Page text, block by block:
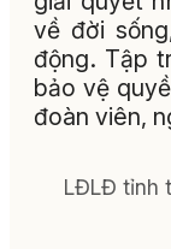
về đời
động. Tập
bảo vệ
đoàn viên,
LĐLĐ tỉnh